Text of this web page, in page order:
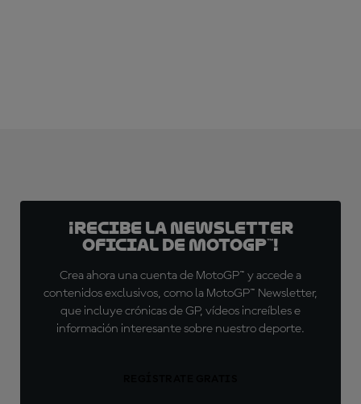
¡Recibe la Newsletter
oficial de MotoGP™!
Crea ahora una cuenta de MotoGP™ y accede a
contenidos exclusivos, como la MotoGP™ Newsletter,
que incluye crónicas de GP, vídeos increíbles e
información interesante sobre nuestro deporte.